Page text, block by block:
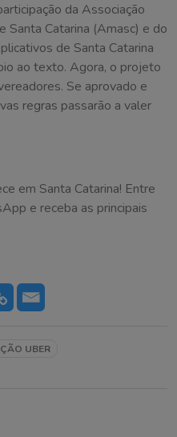
da Associação
Catarina (Amasc) e do
de Santa Catarina
ao texto. Agora, o projeto
Se aprovado e
regras passarão a valer
em Santa Catarina! Entre
e receba as principais
UBER